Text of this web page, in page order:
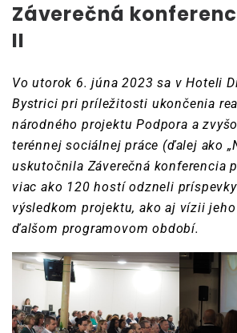
Záverečná
II
Vo utorok 6. júna 2023 sa v Hoteli
Bystrici pri príležitosti ukončenia
národného projektu Podpora a
terénnej sociálnej práce (ďalej ako
uskutočnila Záverečná konferencia
viac ako 120 hostí odzneli
výsledkom projektu, ako aj vízii
ďalšom programovom období.